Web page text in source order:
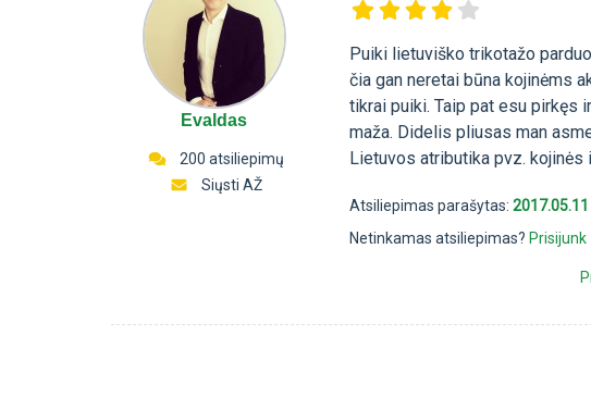
Evaldas
200 atsiliepimų
Siųsti AŽ
Puiki lietuviško trikotažo
čia gan neretai būna kojinėms
tikrai puiki. Taip pat esu pirkęs
maža. Didelis pliusas man
Lietuvos atributika pvz. kojinės
Atsiliepimas parašytas:2017.05.11
Netinkamas atsiliepimas? Prisijunk